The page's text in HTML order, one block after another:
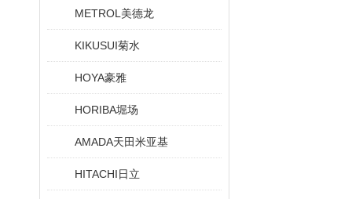
METROL美德龙
KIKUSUI菊水
HOYA豪雅
HORIBA堀场
AMADA天田米亚基
HITACHI日立